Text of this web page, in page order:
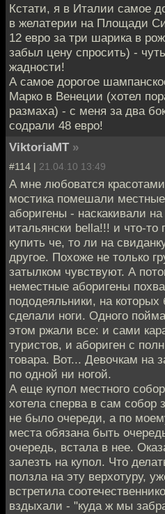
Кстати, я в Италии самое
в желатерии на Площади
12 евро за три шарика в
забыл цену спросить) -
жадности!
А самое дорогое
Марко в Венеции (хотел
размаха) - с меня за два
содрали 48 евро!
ViktoriaMT »
#114 | 21.04.10 13:49
А мне любоватся
мостика помешали
аборигены - наскакивали
итальянски bella!!! и что-то
купить че, то ли на
другое. Похоже не только
затылком чувствуют. А
неместные аборигены
пододеяльники, на
сделали ноги. Одного
этом ржали все: и сами
туристов, и абориген с
товара. Вот... Девочкам на
по одной ни ногой.
А еще купол местного
хотела сперва в сам собор
не было очереди, а по
места обязана быть
очередь, встала в нее.
залезть на купол. Что
ползла на эту верхотуру,
встретила
вздыхали - "куда ж мы